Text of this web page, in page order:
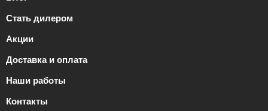
Стать дилером
Акции
Доставка и оплата
Наши работы
Контакты